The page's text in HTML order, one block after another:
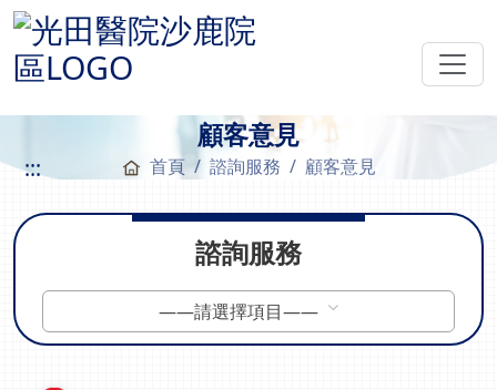
顧客意見
::: 首頁 諮詢服務 顧客意見
諮詢服務
——請選擇項目——